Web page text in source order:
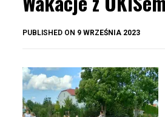
PUBLISHED ON 9 WRZEŚNIA 2023